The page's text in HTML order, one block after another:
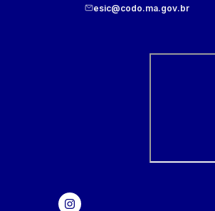
esic@codo.ma.gov.br